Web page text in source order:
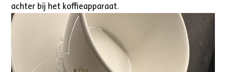
achter bij het koffieapparaat.